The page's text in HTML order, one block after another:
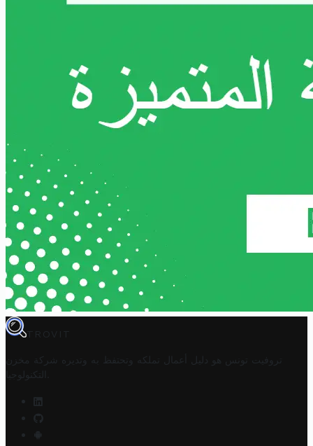
TROVIT
تروفيت تونس هو دليل أعمال تملكه وتحتفظ به وتديره
شركة مخزن
التكنولوجيا